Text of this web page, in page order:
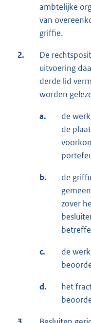
ambtelijke
van
griffie.
2.
De
uitvoering
derde lid
worden
a.
de
de
b.
de
zover
c.
de
d.
het